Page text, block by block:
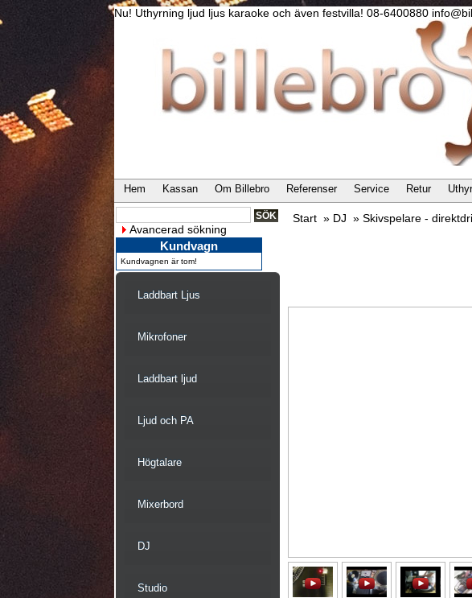
Nu! Uthyrning ljud ljus karaoke och även festvilla! 08-6400880
Hem Kassan Om Billebro Referenser Service Retur
Avancerad sökning
Kundvagn
Kundvagnen är tom!
Laddbart Ljus
Mikrofoner
Laddbart ljud
Ljud och PA
Högtalare
Mixerbord
DJ
Studio
Start » DJ »Skivspelare -